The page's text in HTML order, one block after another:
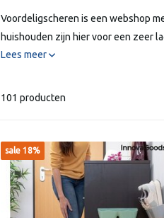
Voordeligscheren is een webshop
huishouden zijn hier voor een zeer
Lees meer
101 producten
sale 18%